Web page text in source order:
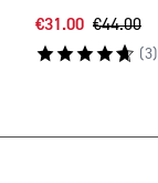
€31.00 €44.00
(3)